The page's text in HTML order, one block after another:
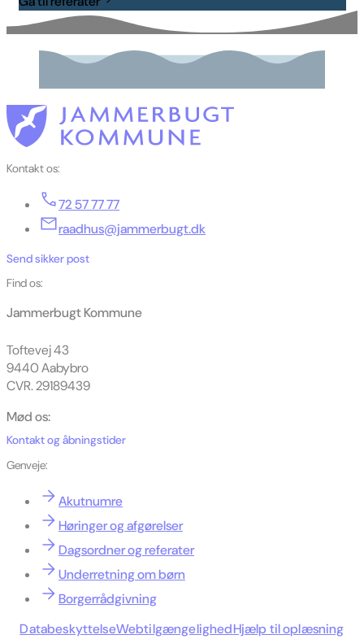
Kontakt os:
72 57 77 77
raadhus@jammerbugt.dk
Send sikker post
Find os:
Jammerbugt Kommune
Toftevej 43
9440 Aabybro
CVR. 29189439
Mød os:
Kontakt og åbningstider
Genveje:
Akutnumre
Høringer og afgørelser
Dagsordner og referater
Underretning om børn
Borgerrådgivning
DatabeskyttelseWebtilgængelighedHjælp til oplæsning